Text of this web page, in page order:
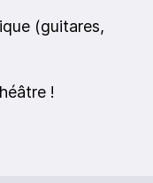
(guitares,
!